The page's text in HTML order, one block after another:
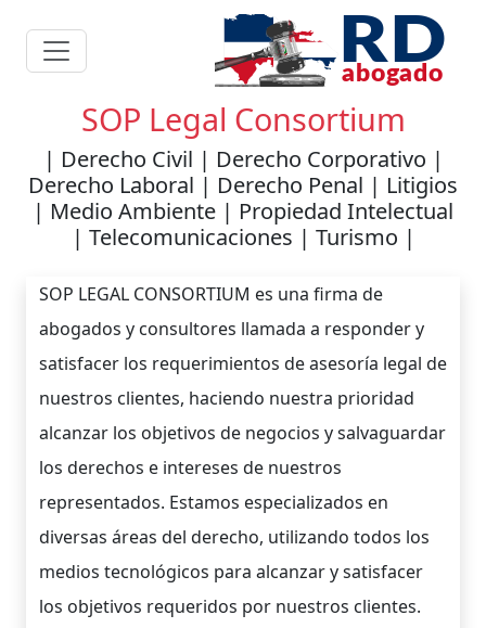
SOP Legal Consortium
| Derecho Civil | Derecho Corporativo |
Derecho Laboral | Derecho Penal | Litigios
| Medio Ambiente | Propiedad Intelectual
| Telecomunicaciones | Turismo |
SOP LEGAL CONSORTIUM es una firma de
abogados y consultores llamada a responder y
satisfacer los requerimientos de asesoría legal de
nuestros clientes, haciendo nuestra prioridad
alcanzar los objetivos de negocios y salvaguardar
los derechos e intereses de nuestros
representados. Estamos especializados en
diversas áreas del derecho, utilizando todos los
medios tecnológicos para alcanzar y satisfacer
los objetivos requeridos por nuestros clientes.